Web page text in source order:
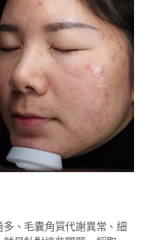
、毛囊角質代謝異常、細